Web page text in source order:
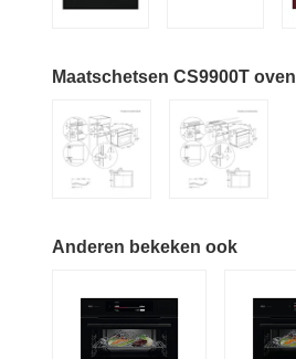
Maatschetsen CS9900T oven
Anderen bekeken ook